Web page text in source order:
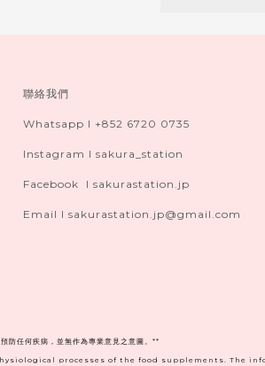
聯絡我們
Whatsapp I +852 6720 0735
Instagram I sakura_station
Facebook I sakurastation.jp
Email I sakurastation.jp@gmail.com
防任何疾病，並無作為專業意見之意圖。**
processes of the food supplements. The